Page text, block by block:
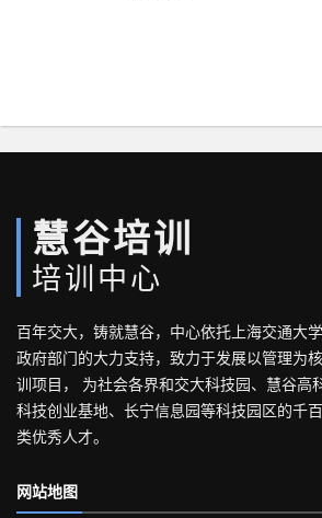
慧谷培训
培训中心
百年交大，铸就慧谷，中心依托上海交通大
政府部门的大力支持，致力于发展以管理为
训项目， 为社会各界和交大科技园、慧谷高
科技创业基地、长宁信息园等科技园区的千
类优秀人才。
网站地图